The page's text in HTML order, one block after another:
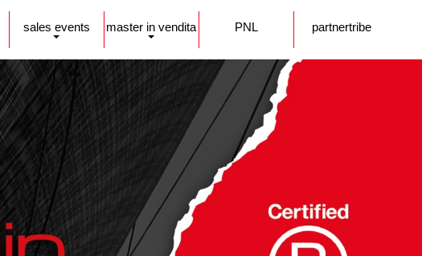
sales events master in vendita PNL partnertribe